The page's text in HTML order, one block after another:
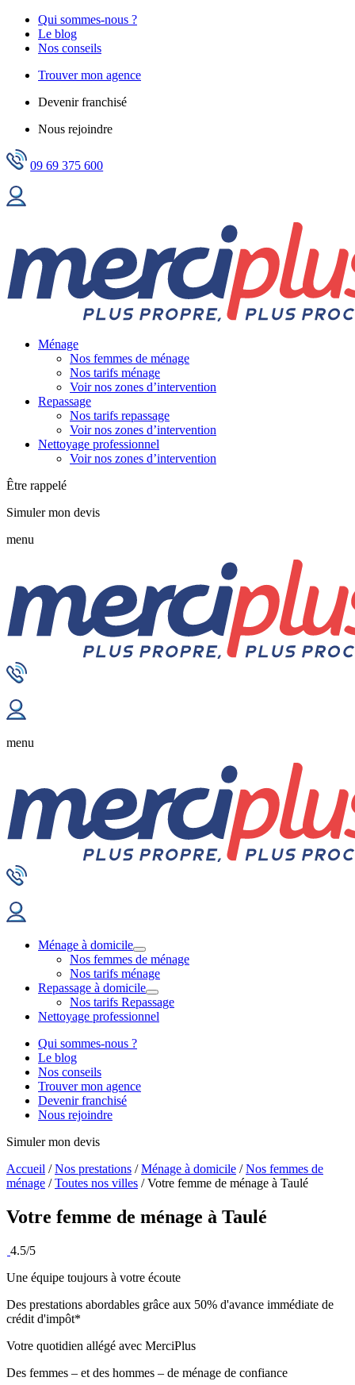
Qui sommes-nous ?
Le blog
Nos conseils
Trouver mon agence
Devenir franchisé
Nous rejoindre
09 69 375 600
Ménage
Nos femmes de ménage
Nos tarifs ménage
Voir nos zones d’intervention
Repassage
Nos tarifs repassage
Voir nos zones d’intervention
Nettoyage professionnel
Voir nos zones d’intervention
Être rappelé
Simuler mon devis
menu
menu
Ménage à domicile
Nos femmes de ménage
Nos tarifs ménage
Repassage à domicile
Nos tarifs Repassage
Nettoyage professionnel
Qui sommes-nous ?
Le blog
Nos conseils
Trouver mon agence
Devenir franchisé
Nous rejoindre
Simuler mon devis
Accueil /Nos prestations /Ménage à domicile /Nos femmes de
ménage /Toutes nos villes /Votre femme de ménage à Taulé
Votre femme de ménage à Taulé
4.5/5
Une équipe toujours à votre écoute
Des prestations abordables grâce aux 50% d'avance immédiate de
crédit d'impôt*
Votre quotidien allégé avec MerciPlus
Des femmes – et des hommes – de ménage de confiance